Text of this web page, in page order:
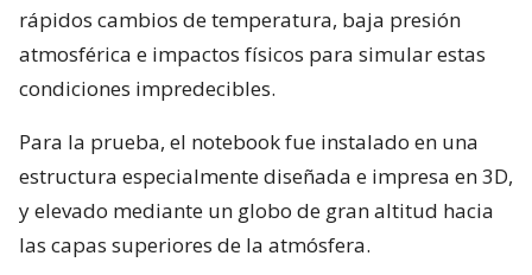
rápidos cambios de temperatura, baja presión
atmosférica e impactos físicos para simular estas
condiciones impredecibles.
Para la prueba, el notebook fue instalado en una
estructura especialmente diseñada e impresa en 3D,
y elevado mediante un globo de gran altitud hacia
las capas superiores de la atmósfera.